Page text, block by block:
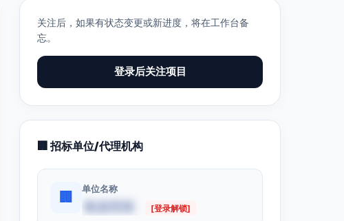
关注后，如果有状态变更或新进度，将在工作台备
忘。
登录后关注项目
🏢 招标单位/代理机构
🏢
单位名称
[登录解锁]